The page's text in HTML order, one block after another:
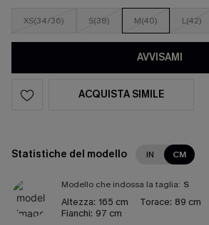
XS(34/36) S(38) M(40) L(42)
AVVISAMI
ACQUISTA SIMILE
Statistiche del modello IN CM
Modello che indossa la taglia: S
Altezza: 165 cm Torace: 89 cm
Fianchi: 97 cm